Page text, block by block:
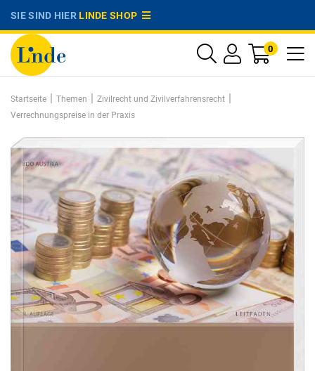
SIE SIND HIERLINDE SHOP
0
Startseite | Themen | Zivilrecht und Zivilverfahrensrecht |
Verrechnungspreise in der Praxis